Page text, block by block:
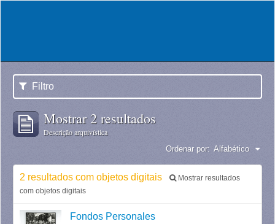
Filtro
Mostrar 2 resultados
Descrição arquivística
Ordenar por: Alfabético
2 resultados com objetos digitais
Mostrar resultados
com objetos digitais
Fondos Personales